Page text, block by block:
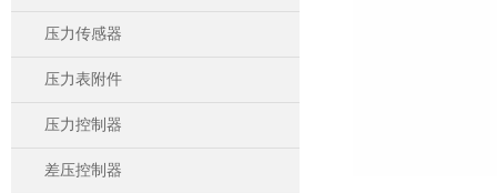
压力传感器
压力表附件
压力控制器
差压控制器